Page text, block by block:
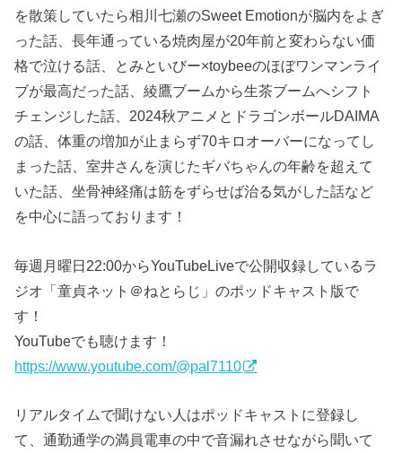
を散策していたら相川七瀬のSweet Emotionが脳内をよぎ
った話、長年通っている焼肉屋が20年前と変わらない価
格で泣ける話、とみといびー×toybeeのほぼワンマンライ
ブが最高だった話、綾鷹ブームから生茶ブームへシフト
チェンジした話、2024秋アニメとドラゴンボールDAIMA
の話、体重の増加が止まらず70キロオーバーになってし
まった話、室井さんを演じたギバちゃんの年齢を超えて
いた話、坐骨神経痛は筋をずらせば治る気がした話など
を中心に語っております！
毎週月曜日22:00からYouTubeLiveで公開収録しているラ
ジオ「童貞ネット＠ねとらじ」のポッドキャスト版で
す！
YouTubeでも聴けます！
https://www.youtube.com/@pal7110
リアルタイムで聞けない人はポッドキャストに登録し
て、通勤通学の満員電車の中で音漏れさせながら聞いて